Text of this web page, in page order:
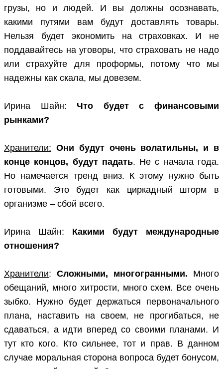
грузы, но и людей. И вы должны осознавать,
какими путями вам будут доставлять товары.
Нельзя будет экономить на страховках. И не
поддавайтесь на уговоры, что страховать не надо
или страхуйте для проформы, потому что мы
надежны как скала, мы довезем.
Ирина Шайн: Что будет с финансовыми
рынками?
Хранители: Они будут очень волатильны, и в
конце концов, будут падать. Не с начала года.
Но намечается тренд вниз. К этому нужно быть
готовыми. Это будет как циркадный шторм в
организме – сбой всего.
Ирина Шайн: Какими будут международные
отношения?
Хранители: Сложными, многогранными. Много
обещаний, много хитрости, много схем. Все очень
зыбко. Нужно будет держаться первоначального
плана, наставить на своем, не прогибаться, не
сдаваться, а идти вперед со своими планами. И
тут кто кого. Кто сильнее, тот и прав. В данном
случае моральная сторона вопроса будет бонусом,